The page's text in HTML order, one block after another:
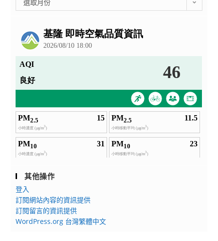
整
選取月份
其他操作
登入
訂閱網站內容的資訊提供
訂閱留言的資訊提供
WordPress.org 台灣繁體中文